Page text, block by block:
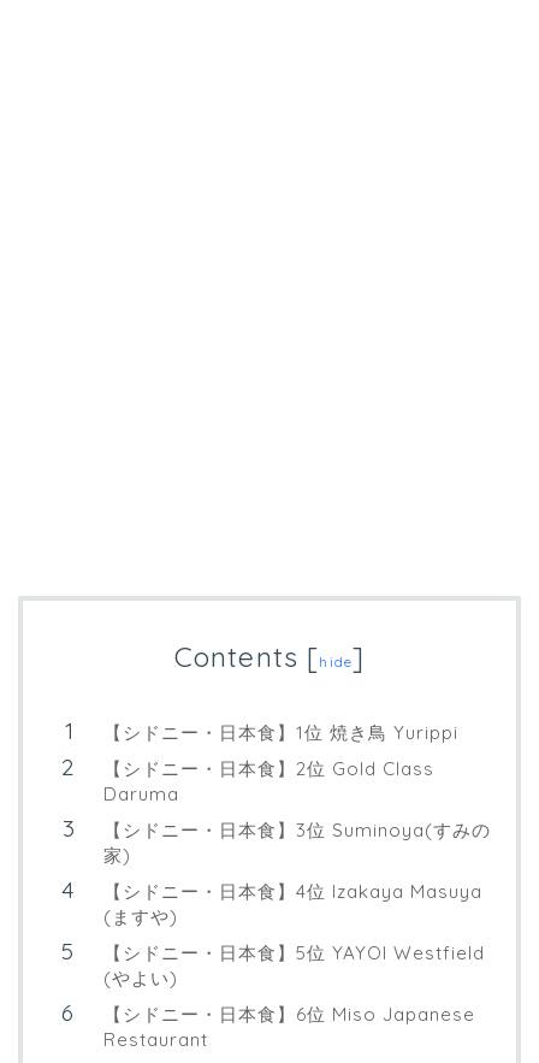
Contents [hide]
【シドニー・日本食】1位 焼き鳥 Yurippi
【シドニー・日本食】2位 Gold Class
Daruma
【シドニー・日本食】3位 Suminoya(すみの
家)
【シドニー・日本食】4位 Izakaya Masuya
(ますや)
【シドニー・日本食】5位 YAYOI Westfield
(やよい)
【シドニー・日本食】6位 Miso Japanese
Restaurant